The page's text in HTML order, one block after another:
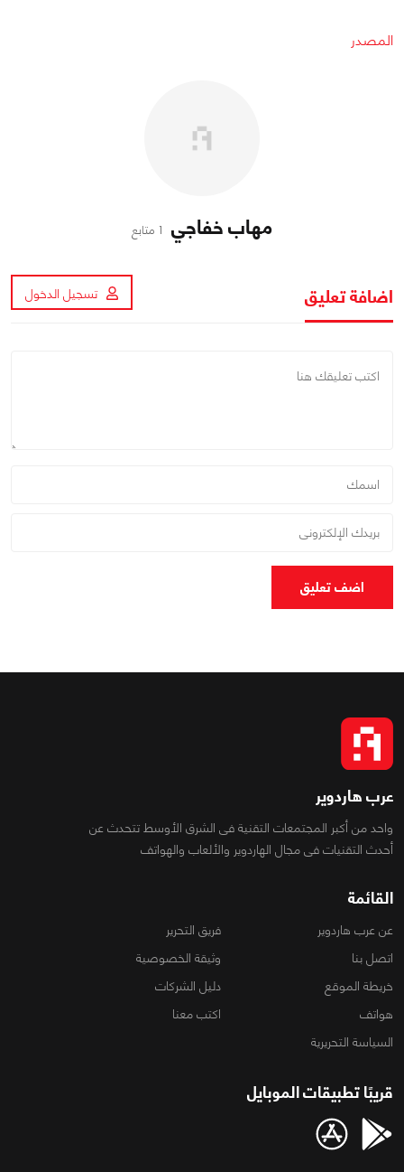
المصدر
مهاب خفاجي 1 متابع
اضافة تعليق تسجيل الدخول
اضف تعليق
عرب هاردوير
واحد من أكبر المجتمعات التقنية فى الشرق الأوسط تتحدث عن
أحدث التقنيات فى مجال الهاردوير والألعاب والهواتف
القائمة
عن عرب هاردوير
فريق التحرير
اتصل بنا
وثيقة الخصوصية
خريطة الموقع
دليل الشركات
هواتف
اكتب معنا
السياسة التحريرية
قريبًا تطبيقات الموبايل